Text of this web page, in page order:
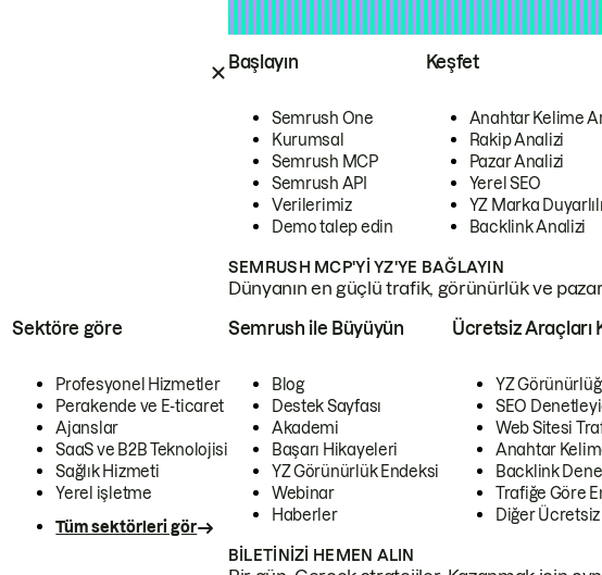
Başlayın
Semrush One
Kurumsal
Semrush MCP
Semrush API
Verilerimiz
Demo talep edin
Keşfet
Anahtar Kelime
Rakip Analizi
Pazar Analizi
Yerel SEO
YZ Marka
Backlink Analizi
SEMRUSH MCP'YI YZ'YE BAĞLAYIN
Dünyanın en güçlü trafik, görünürlük ve
Sektöre göre
Profesyonel Hizmetler
Perakende ve E-ticaret
Ajanslar
SaaS ve B2B Teknolojisi
Sağlık Hizmeti
Yerel işletme
Tüm sektörleri gör
Semrush ile Büyüyün
Blog
Destek Sayfası
Akademi
Başarı Hikayeleri
YZ Görünürlük Endeksi
Webinar
Haberler
Ücretsiz Araçları
YZ
SEO
Web Sitesi
Anahtar
Backlink
Trafiğe Göre
Diğer
BILETINIZI HEMEN ALIN